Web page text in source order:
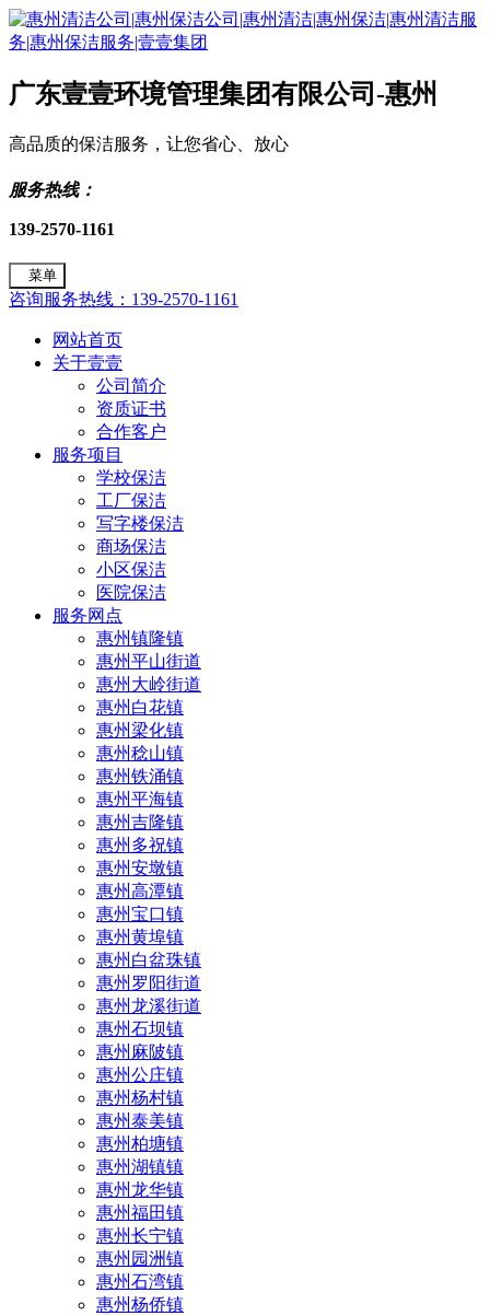
广东壹壹环境管理集团有限公司-惠州
高品质的保洁服务，让您省心、放心
服务热线：
139-2570-1161
菜单
咨询服务热线：139-2570-1161
网站首页
关于壹壹
公司简介
资质证书
合作客户
服务项目
学校保洁
工厂保洁
写字楼保洁
商场保洁
小区保洁
医院保洁
服务网点
惠州镇隆镇
惠州平山街道
惠州大岭街道
惠州白花镇
惠州梁化镇
惠州稔山镇
惠州铁涌镇
惠州平海镇
惠州吉隆镇
惠州多祝镇
惠州安墩镇
惠州高潭镇
惠州宝口镇
惠州黄埠镇
惠州白盆珠镇
惠州罗阳街道
惠州龙溪街道
惠州石坝镇
惠州麻陂镇
惠州公庄镇
惠州杨村镇
惠州泰美镇
惠州柏塘镇
惠州湖镇镇
惠州龙华镇
惠州福田镇
惠州长宁镇
惠州园洲镇
惠州石湾镇
惠州杨侨镇